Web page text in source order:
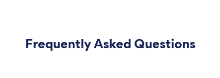
Frequently Asked Questions